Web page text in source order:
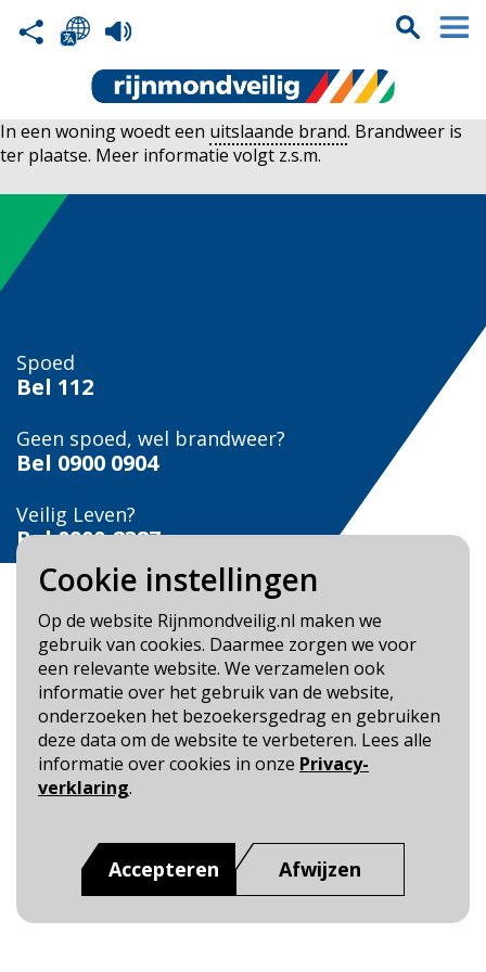
Cookie instellingen
Op de website Rijnmondveilig.nl maken we
gebruik van cookies. Daarmee zorgen we voor
een relevante website. We verzamelen ook
informatie over het gebruik van de website,
onderzoeken het bezoekersgedrag en gebruiken
deze data om de website te verbeteren. Lees alle
informatie over cookies in onze Privacy-
verklaring.
Accepteren Afwijzen
In een woning woedt een uitslaande brand. Brandweer is
ter plaatse. Meer informatie volgt z.s.m.
Spoed
Bel 112
Geen spoed, wel brandweer?
Bel 0900 0904
Veilig Leven?
Bel 0900-8387
Blijf op de hoogte
Cookie- en Privacybeleid
Toegankelijkheid